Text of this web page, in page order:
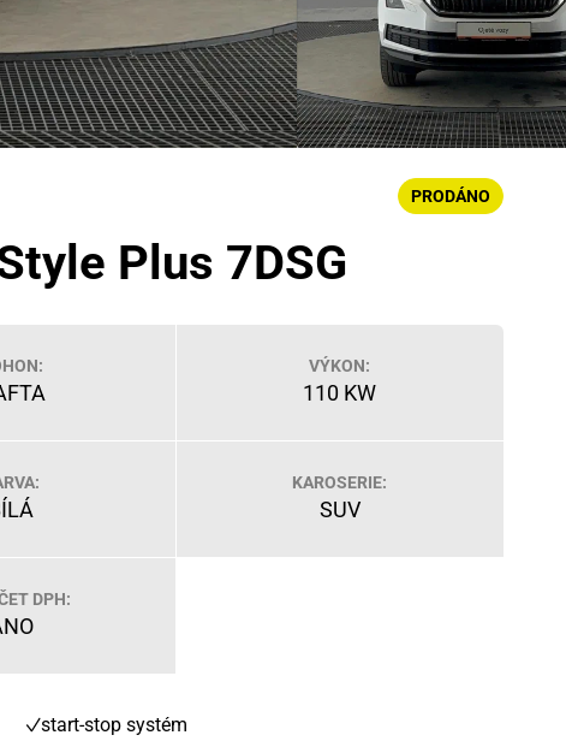
PRODÁNO
Plus 7DSG
VÝKON:
110 KW
KAROSERIE:
SUV
DPH:
start-stop systém